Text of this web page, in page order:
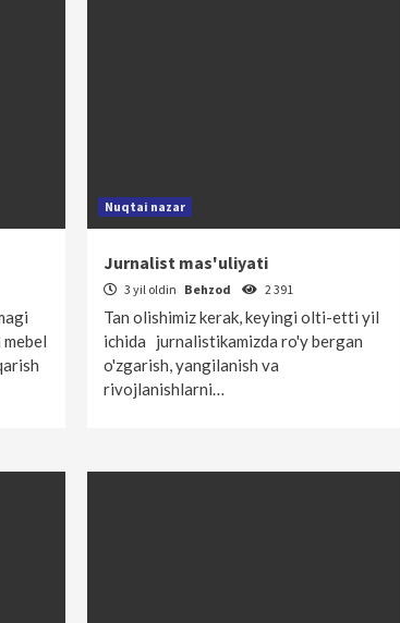
Nuqtai nazar
Jurnalist mas'uliyati
3 yil oldin Behzod 2 391
Tan olishimiz kerak, keyingi olti-etti yil
ichida jurnalistikamizda ro'y bergan
o'zgarish, yangilanish va
rivojlanishlarni…